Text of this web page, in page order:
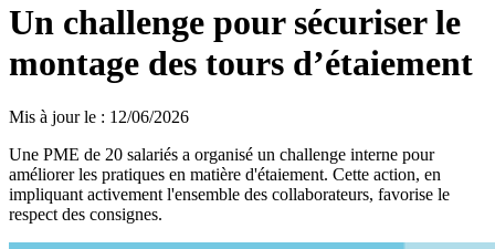
Un challenge pour sécuriser le
montage des tours d’étaiement
Mis à jour le : 12/06/2026
Une PME de 20 salariés a organisé un challenge interne pour
améliorer les pratiques en matière d'étaiement. Cette action, en
impliquant activement l'ensemble des collaborateurs, favorise le
respect des consignes.